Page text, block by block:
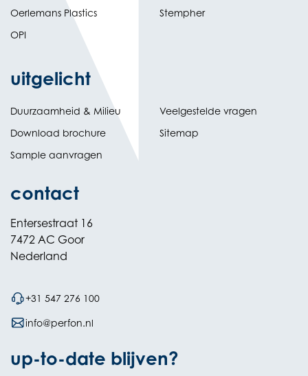
Oerlemans Plastics
OPI
Stempher
uitgelicht
Duurzaamheid & Milieu
Download brochure
Sample aanvragen
Veelgestelde vragen
Sitemap
contact
Entersestraat 16
7472 AC Goor
Nederland
+31 547 276 100
info@perfon.nl
up-to-date blijven?